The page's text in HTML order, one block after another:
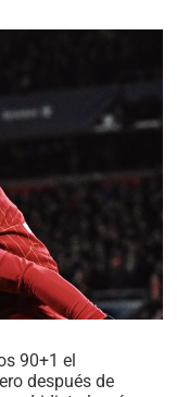
90+1 el
después de